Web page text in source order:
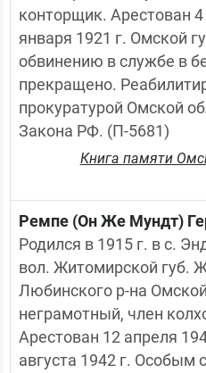
конторщик. Арестован 4
января 1921 г. Омской
обвинению в службе в
прекращено.
прокуратурой Омской
Закона РФ. (П-5681)
Книга памяти
Ремпе (Он Же Мундт)
Родился в 1915 г. в с.
вол. Житомирской губ.
Любинского р-на
неграмотный, член
Арестован 12 апреля
августа 1942 г.